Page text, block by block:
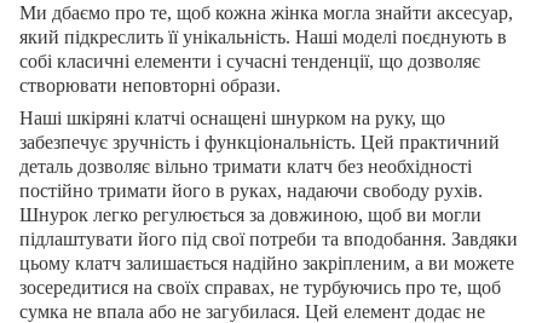
Ми дбаємо про те, щоб кожна жінка могла знайти аксесуар,
який підкреслить її унікальність. Наші моделі поєднують в
собі класичні елементи і сучасні тенденції, що дозволяє
створювати неповторні образи.
Наші шкіряні клатчі оснащені шнурком на руку, що
забезпечує зручність і функціональність. Цей практичний
деталь дозволяє вільно тримати клатч без необхідності
постійно тримати його в руках, надаючи свободу рухів.
Шнурок легко регулюється за довжиною, щоб ви могли
підлаштувати його під свої потреби та вподобання. Завдяки
цьому клатч залишається надійно закріпленим, а ви можете
зосередитися на своїх справах, не турбуючись про те, щоб
сумка не впала або не загубилася. Цей елемент додає не